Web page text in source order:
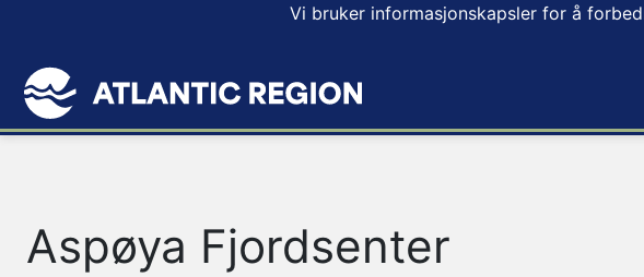
Vi bruker informasjonskapsler for å
Aspøya Fjordsenter